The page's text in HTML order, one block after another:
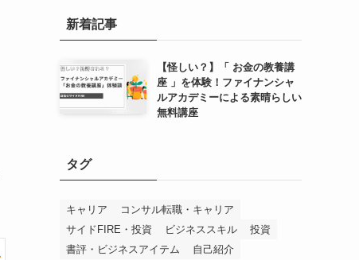
新着記事
【怪しい？】「 お金の教養講
座 」を体験！ファイナンシャ
ルアカデミーによる素晴らしい
無料講座
タグ
キャリア
コンサル転職・キャリア
サイドFIRE・投資
ビジネススキル
投資
書評・ビジネスアイテム
自己紹介